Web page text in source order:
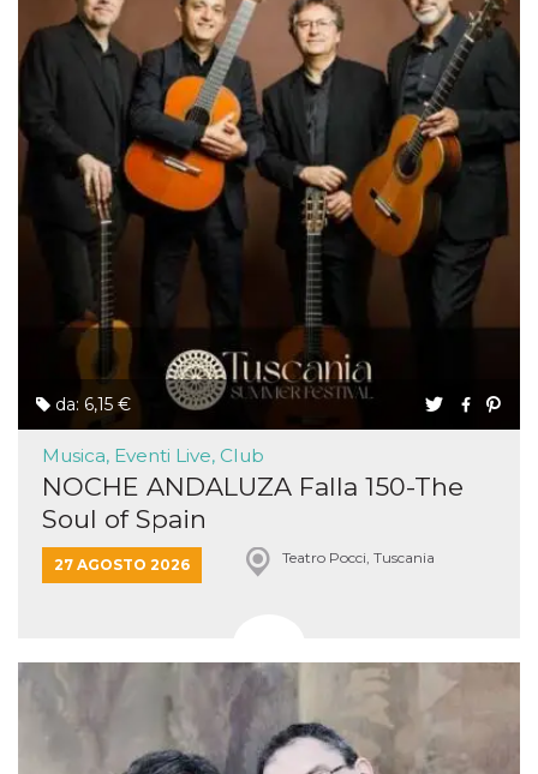
da: 6,15 €
Musica, Eventi Live, Club
NOCHE ANDALUZA Falla 150-The
Soul of Spain
27 AGOSTO 2026 Teatro Pocci, Tuscania